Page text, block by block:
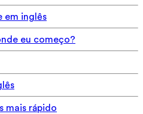
em inglês
eu começo?
mais rápido